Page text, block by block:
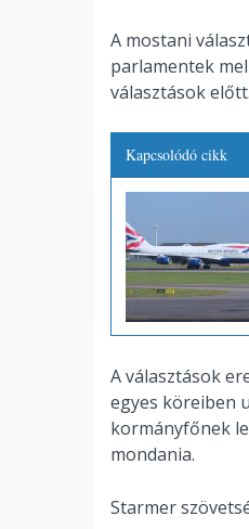
A mostani
parlamentek
választások előtt.
Kapcsolódó cikk
A választások
egyes köreiben
kormányfőnek
mondania.
Starmer